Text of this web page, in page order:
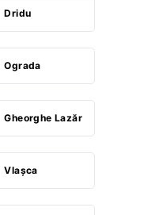
Dridu
Ograda
Gheorghe Lazăr
Vlaşca